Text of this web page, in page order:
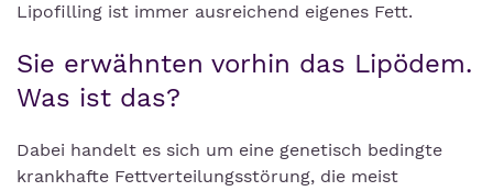
Lipofilling ist immer ausreichend eigenes Fett.
Sie erwähnten vorhin das Lipödem.
Was ist das?
Dabei handelt es sich um eine genetisch bedingte
krankhafte Fettverteilungsstörung, die meist